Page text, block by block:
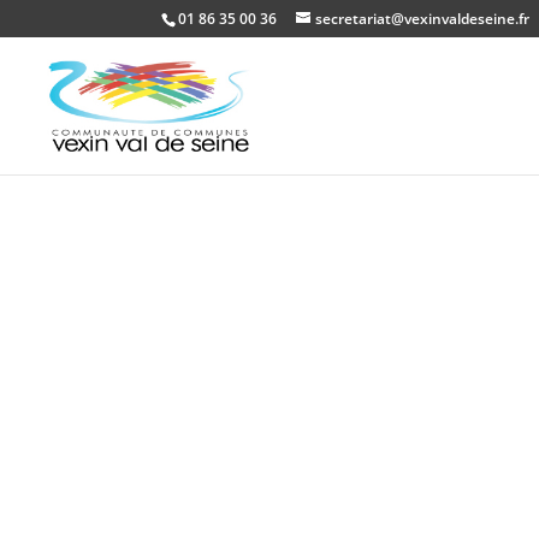
01 86 35 00 36 secretariat@vexinvaldeseine.fr